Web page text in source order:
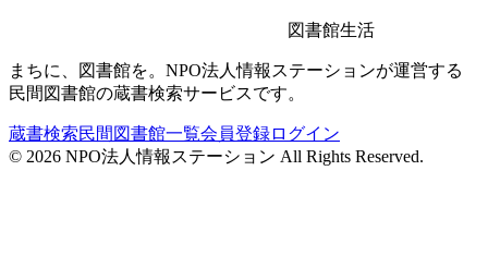
図書館生活
まちに、図書館を。NPO法人情報ステーションが運営する
民間図書館の蔵書検索サービスです。
蔵書検索民間図書館一覧会員登録ログイン
© 2026 NPO法人情報ステーション All Rights Reserved.